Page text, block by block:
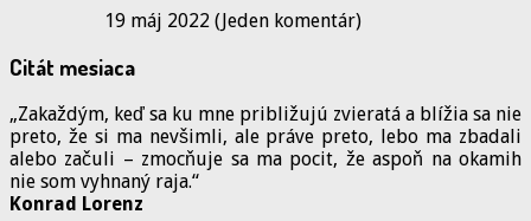
19 máj 2022 (Jeden komentár)
Citát mesiaca
„Zakaždým, keď sa ku mne približujú zvieratá a blížia sa nie
preto, že si ma nevšimli, ale práve preto, lebo ma zbadali
alebo začuli – zmocňuje sa ma pocit, že aspoň na okamih
nie som vyhnaný raja.“
Konrad Lorenz